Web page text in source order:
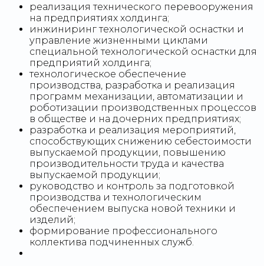
реализация технического перевооружения
на предприятиях холдинга;
инжиниринг технологической оснастки и
управление жизненными циклами
специальной технологической оснастки для
предприятий холдинга;
технологическое обеспечение
производства, разработка и реализация
программ механизации, автоматизации и
роботизации производственных процессов
в обществе и на дочерних предприятиях;
разработка и реализация мероприятий,
способствующих снижению себестоимости
выпускаемой продукции, повышению
производительности труда и качества
выпускаемой продукции;
руководство и контроль за подготовкой
производства и технологическим
обеспечением выпуска новой техники и
изделий;
формирование профессионального
коллектива подчиненных служб.